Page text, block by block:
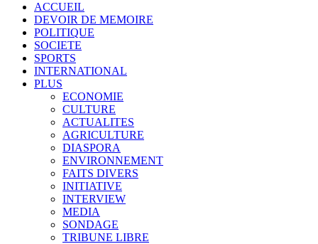
ACCUEIL
DEVOIR DE MEMOIRE
POLITIQUE
SOCIETE
SPORTS
INTERNATIONAL
PLUS
ECONOMIE
CULTURE
ACTUALITES
AGRICULTURE
DIASPORA
ENVIRONNEMENT
FAITS DIVERS
INITIATIVE
INTERVIEW
MEDIA
SONDAGE
TRIBUNE LIBRE